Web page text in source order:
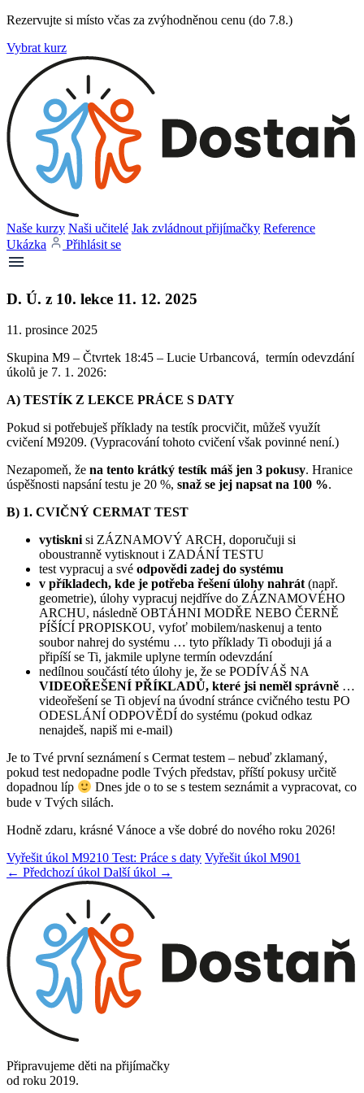
Rezervujte si místo včas za zvýhodněnou cenu (do 7.8.)
Vybrat kurz
Naše kurzy Naši učitelé Jak zvládnout přijímačky Reference
Ukázka
Přihlásit se
D. Ú. z 10. lekce 11. 12. 2025
11. prosince 2025
Skupina M9 – Čtvrtek 18:45 – Lucie Urbancová, termín odevzdání
úkolů je 7. 1. 2026:
A) TESTÍK Z LEKCE PRÁCE S DATY
Pokud si potřebuješ příklady na testík procvičit, můžeš využít
cvičení M9209. (Vypracování tohoto cvičení však povinné není.)
Nezapomeň, že na tento krátký testík máš jen 3 pokusy. Hranice
úspěšnosti napsání testu je 20 %, snaž se jej napsat na 100 %.
B) 1. CVIČNÝ CERMAT TEST
vytisknisi ZÁZNAMOVÝ ARCH, doporučuji si
oboustranně vytisknout i ZADÁNÍ TESTU
test vypracuj a své odpovědi zadej do systému
v příkladech, kde je potřeba řešení úlohy nahrát(např.
geometrie), úlohy vypracuj nejdříve do ZÁZNAMOVÉHO
ARCHU, následně OBTÁHNI MODŘE NEBO ČERNĚ
PÍŠÍCÍ PROPISKOU, vyfoť mobilem/naskenuj a tento
soubor nahrej do systému … tyto příklady Ti oboduji já a
připíší se Ti, jakmile uplyne termín odevzdání
nedílnou součástí této úlohy je, že se PODÍVÁŠ NA
VIDEOŘEŠENÍ PŘÍKLADŮ, které jsi neměl správně …
videořešení se Ti objeví na úvodní stránce cvičného testu PO
ODESLÁNÍ ODPOVĚDÍ do systému (pokud odkaz
nenajdeš, napiš mi e-mail)
Je to Tvé první seznámení s Cermat testem – nebuď zklamaný,
pokud test nedopadne podle Tvých představ, příští pokusy určitě
dopadnou líp
Dnes jde o to se s testem seznámit a vypracovat, co
bude v Tvých silách.
Hodně zdaru, krásné Vánoce a vše dobré do nového roku 2026!
Vyřešit úkol M9210 Test: Práce s daty Vyřešit úkol M901
← Předchozí úkol Další úkol →
Připravujeme děti na přijímačky
od roku 2019.